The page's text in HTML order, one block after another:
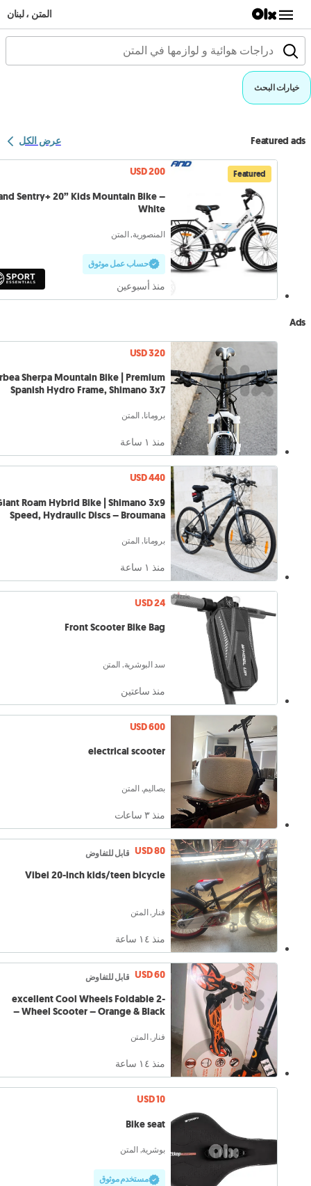
المتن ، لبنان
خيارات البحث
Featured ads عرض الكل
Featured
USD 200
Sentry+ 20” Kids Mountain Bike –
White
المنصورية, المتن
حساب عمل موثوق
منذ أسبوعين
Ads
USD 320
Sherpa Mountain Bike | Premium
Spanish Hydro Frame, Shimano 3x7
برومانا, المتن
منذ ١ ساعة
USD 440
Roam Hybrid Bike | Shimano 3x9
Speed, Hydraulic Discs – Broumana
برومانا, المتن
منذ ١ ساعة
USD 24
Front Scooter Bike Bag
سد البوشرية, المتن
منذ ساعتين
USD 600
electrical scooter
بصاليم, المتن
منذ ٣ ساعات
USD 80 قابل للتفاوض
Vibei 20-inch kids/teen bicycle
فنار, المتن
منذ ١٤ ساعة
USD 60 قابل للتفاوض
excellent Cool Wheels Foldable 2-
Wheel Scooter – Orange & Black –
فنار, المتن
منذ ١٤ ساعة
USD 10
Bike seat
بوشرية, المتن
مستخدم موثوق